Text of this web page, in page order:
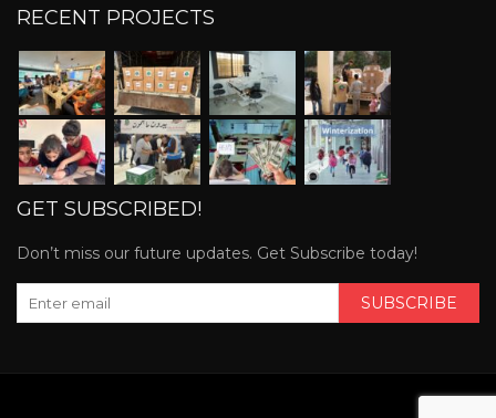
RECENT PROJECTS
GET SUBSCRIBED!
Don’t miss our future updates. Get Subscribe today!